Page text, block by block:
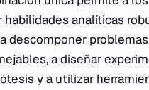
habilidades analíticas
descomponer
a diseñar
y a utilizar